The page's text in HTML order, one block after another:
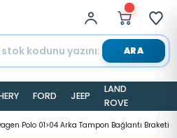
ARA
FORD JEEP
LAND
ROVER
Polo 01>04 Arka Tampon Bağlantı Braketi